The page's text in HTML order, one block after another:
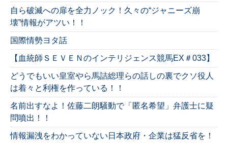
自ら破滅への扉を全力ノック！久々の“ジャニーズ崩
壊”情報がアツい！！
国際情勢ヨタ話
【血統師ＳＥＶＥＮのインテリジェンス競馬EX＃033】
どうでもいい皇室やら馬詰総理らの話しの裏でクソ役人
は着々と利権を作っている！！
名前出すなよ！佐藤二朗騒動で「匿名希望」弁護士に疑
問噴出！！
情報漏洩をわかっていない日本政府・企業は猛反省を！